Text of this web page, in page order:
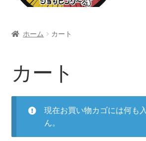
キ
プ
カート
ショップ
プライバシーポリシー
ホーム カート
カート
現在お買い物カゴには何も
ん。